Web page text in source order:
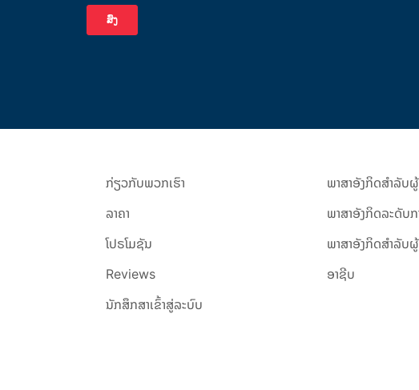
ກ່ຽວ​ກັບ​ພວກ​ເຮົາ
ລາຄາ
ໂປຣໂມຊັນ
Reviews
ນັກສຶກສາເຂົ້າສູ່ລະບົບ
ພາສາອັງກິດສຳລັບ
ພາສາອັງກິດລະດັບກ
ພາສາອັງກິດສຳລັບ
ອາຊີບ